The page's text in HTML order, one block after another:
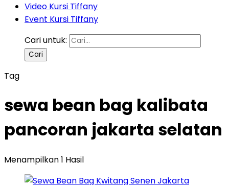
Video Kursi Tiffany
Event Kursi Tiffany
Cari untuk:
Tag
sewa bean bag kalibata
pancoran jakarta selatan
Menampilkan 1 Hasil